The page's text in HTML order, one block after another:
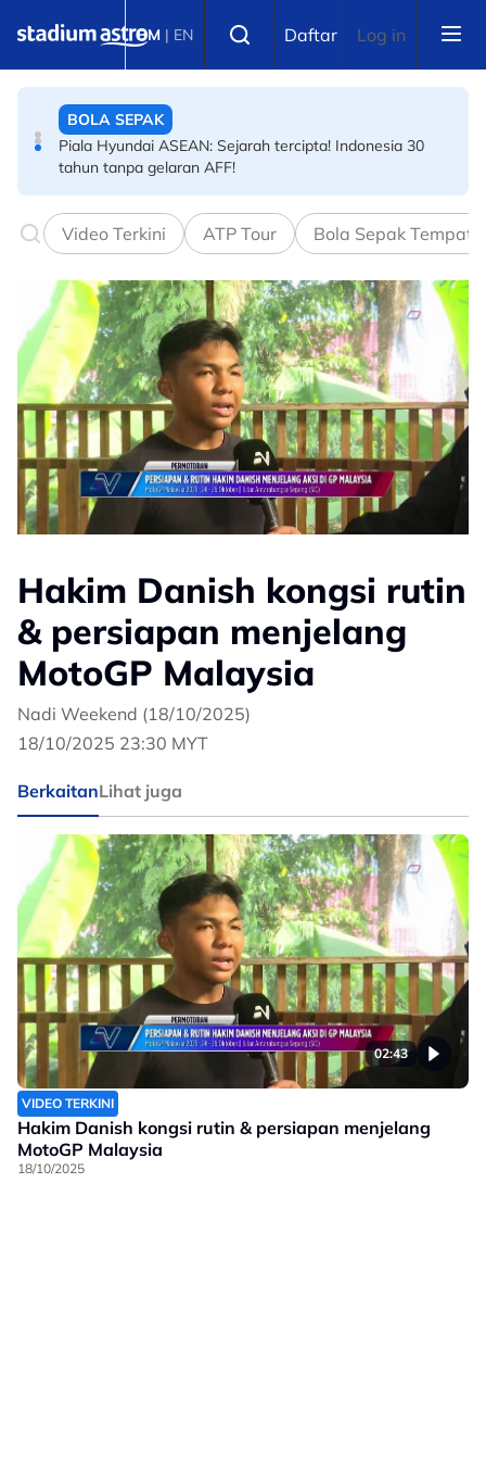
BM | EN Daftar Log in
Final Masters Korea: Eksperimen berjaya! Beregu
BOLA SEPAK
Piala Hyundai ASEAN: Sejarah tercipta! Indonesia 30
tahun tanpa gelaran AFF!
Video Terkini ATP Tour Bola Sepak
Hakim Danish kongsi rutin
& persiapan menjelang
MotoGP Malaysia
Nadi Weekend (18/10/2025)
18/10/2025 23:30 MYT
BerkaitanLihat juga
02:43
VIDEO TERKINI
Hakim Danish kongsi rutin & persiapan menjelang
MotoGP Malaysia
18/10/2025